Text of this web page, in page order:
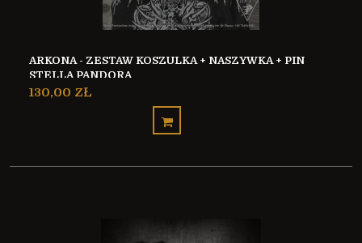
ARKONA - ZESTAW KOSZULKA + NASZYWKA + PIN
STELLA PANDORA
130,00 ZŁ